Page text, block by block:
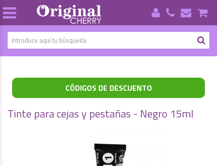
CÓDIGOS DE DESCUENTO
Tinte para cejas y pestañas - Negro 15ml